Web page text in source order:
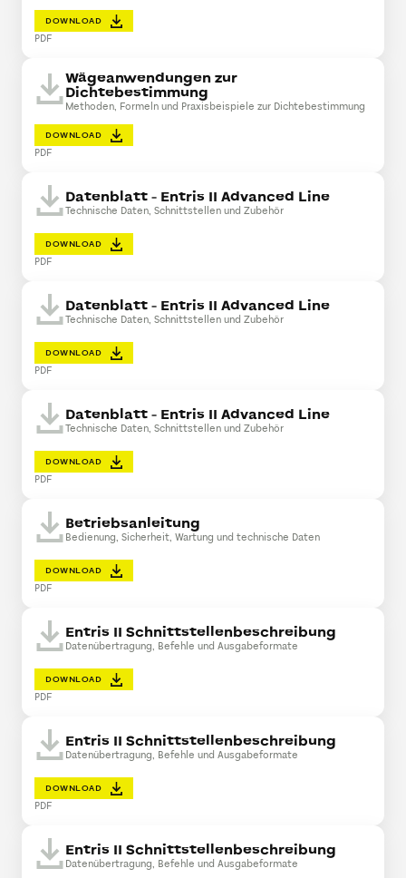
DOWNLOAD
PDF
Wägeanwendungen zur
Dichtebestimmung
Methoden, Formeln und Praxisbeispiele zur Dichtebestimmung
DOWNLOAD
PDF
Datenblatt - Entris II Advanced Line
Technische Daten, Schnittstellen und Zubehör
DOWNLOAD
PDF
Datenblatt - Entris II Advanced Line
Technische Daten, Schnittstellen und Zubehör
DOWNLOAD
PDF
Datenblatt - Entris II Advanced Line
Technische Daten, Schnittstellen und Zubehör
DOWNLOAD
PDF
Betriebsanleitung
Bedienung, Sicherheit, Wartung und technische Daten
DOWNLOAD
PDF
Entris II Schnittstellenbeschreibung
Datenübertragung, Befehle und Ausgabeformate
DOWNLOAD
PDF
Entris II Schnittstellenbeschreibung
Datenübertragung, Befehle und Ausgabeformate
DOWNLOAD
PDF
Entris II Schnittstellenbeschreibung
Datenübertragung, Befehle und Ausgabeformate